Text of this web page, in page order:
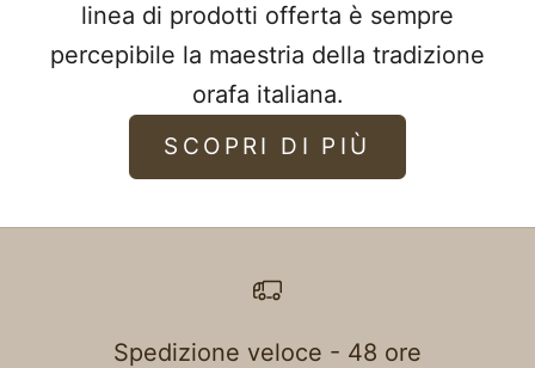
linea di prodotti offerta è sempre
percepibile la maestria della tradizione
orafa italiana.
SCOPRI DI PIÙ
Spedizione veloce - 48 ore